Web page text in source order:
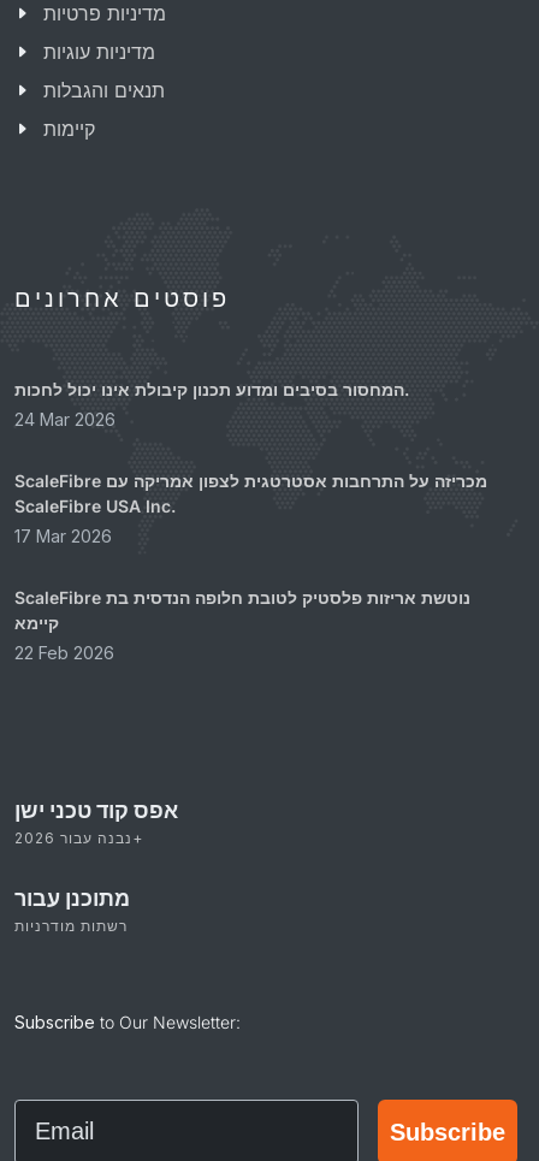
מדיניות פרטיות
מדיניות עוגיות
תנאים והגבלות
קיימות
פוסטים אחרונים
המחסור בסיבים ומדוע תכנון קיבולת אינו יכול לחכות.
24 Mar 2026
ScaleFibre מכריזה על התרחבות אסטרטגית לצפון אמריקה עם
ScaleFibre USA Inc.
17 Mar 2026
ScaleFibre נוטשת אריזות פלסטיק לטובת חלופה הנדסית בת
קיימא
22 Feb 2026
אפס קוד טכני ישן
נבנה עבור 2026+
מתוכנן עבור
רשתות מודרניות
Subscribe to Our Newsletter:
Email
Subscribe